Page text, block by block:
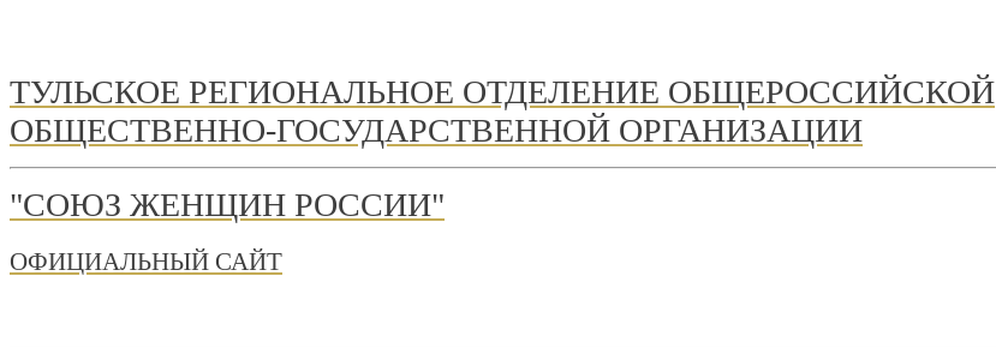
ТУЛЬСКОЕ РЕГИОНАЛЬНОЕ ОТДЕЛЕНИЕ ОБЩЕРОССИЙСКОЙ
ОБЩЕСТВЕННО-ГОСУДАРСТВЕННОЙ ОРГАНИЗАЦИИ
"СОЮЗ ЖЕНЩИН РОССИИ"
ОФИЦИАЛЬНЫЙ САЙТ